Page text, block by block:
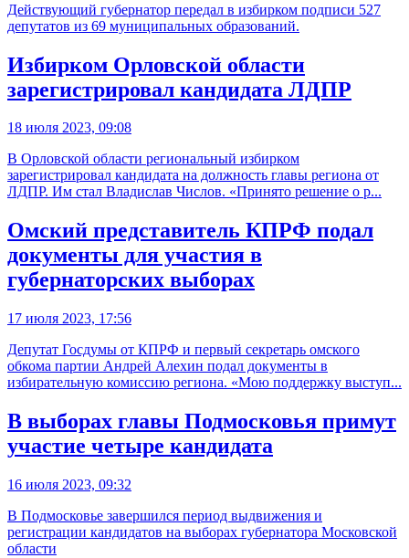
Действующий губернатор передал в избирком подписи 527
депутатов из 69 муниципальных образований.
Избирком Орловской области
зарегистрировал кандидата ЛДПР
18 июля 2023, 09:08
В Орловской области региональный избирком
зарегистрировал кандидата на должность главы региона от
ЛДПР. Им стал Владислав Числов. «Принято решение о р...
Омский представитель КПРФ подал
документы для участия в
губернаторских выборах
17 июля 2023, 17:56
Депутат Госдумы от КПРФ и первый секретарь омского
обкома партии Андрей Алехин подал документы в
избирательную комиссию региона. «Мою поддержку выступ...
В выборах главы Подмосковья примут
участие четыре кандидата
16 июля 2023, 09:32
В Подмосковье завершился период выдвижения и
регистрации кандидатов на выборах губернатора Московской
области